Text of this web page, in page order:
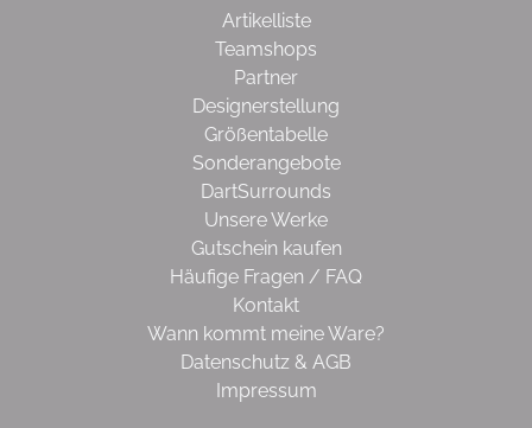
Artikelliste
Teamshops
Partner
Designerstellung
Größentabelle
Sonderangebote
DartSurrounds
Unsere Werke
Gutschein kaufen
Häufige Fragen / FAQ
Kontakt
Wann kommt meine Ware?
Datenschutz & AGB
Impressum